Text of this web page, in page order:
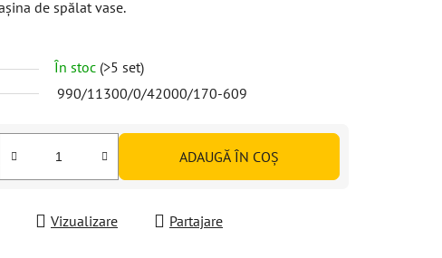
de spălat vase.
În stoc (>5 set)
990/11300/0/42000/170-609
ADAUGĂ ÎN COŞ
Vizualizare Partajare